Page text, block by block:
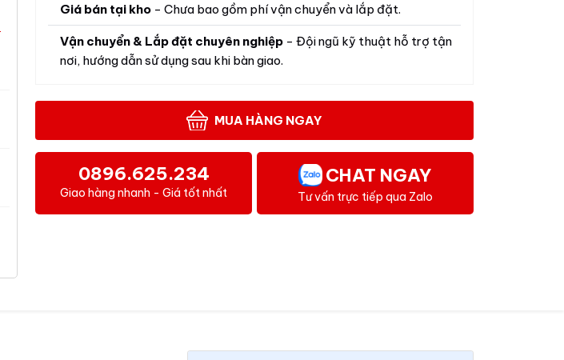
Giá bán tại kho - Chưa bao gồm phí vận chuyển và lắp đặt.
Vận chuyển & Lắp đặt chuyên nghiệp - Đội ngũ kỹ thuật hỗ trợ tận
nơi, hướng dẫn sử dụng sau khi bàn giao.
MUA HÀNG NGAY
0896.625.234
Giao hàng nhanh - Giá tốt nhất
CHAT NGAY
Tư vấn trực tiếp qua Zalo